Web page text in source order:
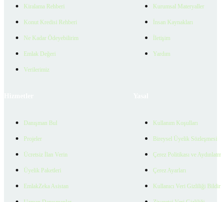
Kiralama Rehberi
Konut Kredisi Rehberi
Ne Kadar Ödeyebilirim
Emlak Değeri
Verilerimiz
Kurumsal Materyaller
İnsan Kaynakları
İletişim
Yardım
Danışman Bul
Projeler
Ücretsiz İlan Verin
Üyelik Paketleri
EmlakZeka Asistan
Kullanım Koşulları
Bireysel Üyelik Sözleşmesi
Çerez Politikası ve
Çerez Ayarları
Kullanıcı Veri Gizliliği